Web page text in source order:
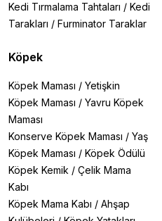
Kedi Tırmalama Tahtaları / Kedi
Tarakları / Furminator Taraklar
Köpek
Köpek Maması / Yetişkin
Köpek Maması / Yavru Köpek
Maması
Konserve Köpek Maması / Yaş
Köpek Maması / Köpek Ödülü
Köpek Kemik / Çelik Mama
Kabı
Köpek Mama Kabı / Ahşap